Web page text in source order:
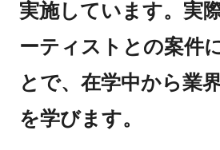
実施しています。実
ーティストとの案件
とで、在学中から業
を学びます。